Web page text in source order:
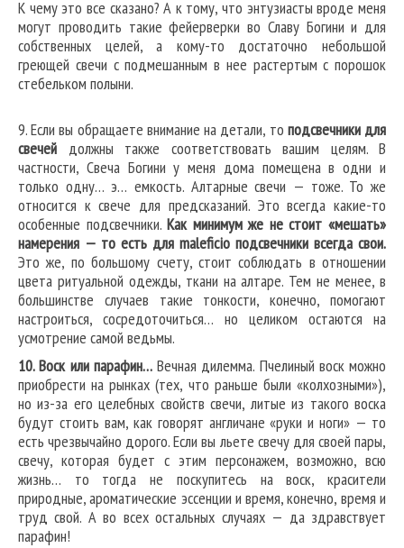
К чему это все сказано? А к тому, что энтузиасты вроде меня
могут проводить такие фейерверки во Славу Богини и для
собственных целей, а кому-то достаточно небольшой
греющей свечи с подмешанным в нее растертым с порошок
стебельком полыни.
9. Если вы обращаете внимание на детали, то подсвечники для
свечей должны также соответствовать вашим целям. В
частности, Свеча Богини у меня дома помещена в одни и
только одну… э… емкость. Алтарные свечи — тоже. То же
относится к свече для предсказаний. Это всегда какие-то
особенные подсвечники.Как минимум же не стоит «мешать»
намерения — то есть для maleficio подсвечники всегда свои.
Это же, по большому счету, стоит соблюдать в отношении
цвета ритуальной одежды, ткани на алтаре. Тем не менее, в
большинстве случаев такие тонкости, конечно, помогают
настроиться, сосредоточиться… но целиком остаются на
усмотрение самой ведьмы.
10. Воск или парафин…Вечная дилемма. Пчелиный воск можно
приобрести на рынках (тех, что раньше были «колхозными»),
но из-за его целебных свойств свечи, литые из такого воска
будут стоить вам, как говорят англичане «руки и ноги» — то
есть чрезвычайно дорого. Если вы льете свечу для своей пары,
свечу, которая будет с этим персонажем, возможно, всю
жизнь… то тогда не поскупитесь на воск, красители
природные, ароматические эссенции и время, конечно, время и
труд свой. А во всех остальных случаях — да здравствует
парафин!